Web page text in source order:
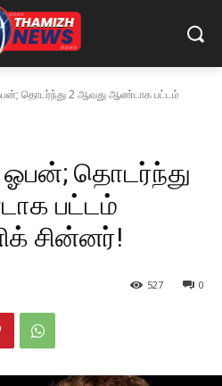
தொடர்ந்து 2 ஆவது ஆண்டாக பட்டம்
ஓபன்; தொடர்ந்து
பட்டம்
சின்னர்!
0
527